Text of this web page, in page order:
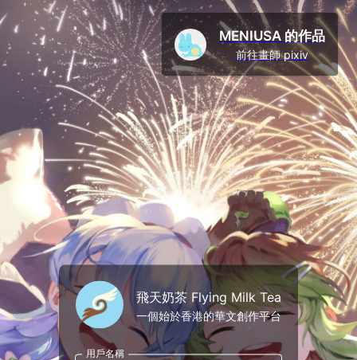
飛天奶茶 Flying Milk Tea
一個始於香港的華文創作平台
用戶名稱
MENIUSA 的作品
前往畫師 pixiv